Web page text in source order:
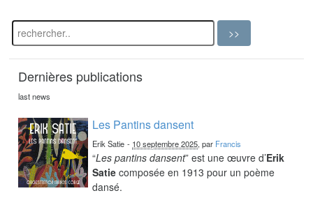
Dernières publications
last news
Les Pantins dansent
Erik Satie - 10 septembre 2025, par Francis
“Les pantins dansent” est une œuvre d’Erik
Satie composée en 1913 pour un poème
dansé.